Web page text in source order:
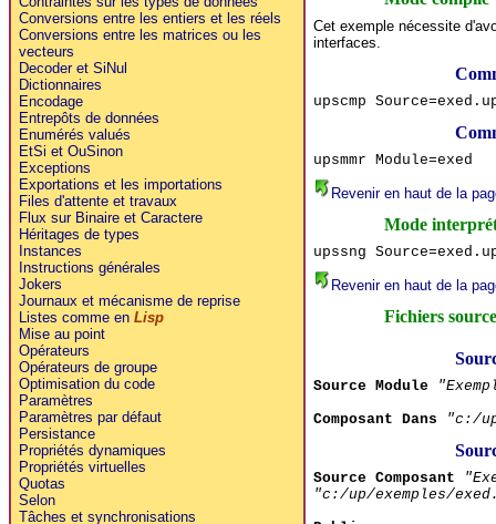
Conversions entre les entiers et les réels
Conversions entre les matrices ou les
vecteurs
Decoder et SiNul
Dictionnaires
Encodage
Entrepôts de données
Enumérés valués
EtSi et OuSinon
Exceptions
Exportations et les importations
Files d'attente et travaux
Flux sur Binaire et Caractere
Héritages de types
Instances
Instructions générales
Jokers
Journaux et mécanisme de reprise
Listes comme en Lisp
Mise au point
Opérateurs
Opérateurs de groupe
Optimisation du code
Paramètres
Paramètres par défaut
Persistance
Propriétés dynamiques
Propriétés virtuelles
Quotas
Selon
Tâches et synchronisations
Cet exemple nécessite
interfaces.
upscmp
upsmmr Module=exed
Revenir en haut de la
Mode
upssng
Revenir en haut de la
Fichiers
Source Module
Composant Dans
"c:/
Source Composant
"c:/up/exemples/